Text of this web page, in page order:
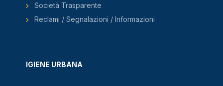
IGIENE URBANA
Società Trasparente
Reclami / Segnalazioni / Informazioni